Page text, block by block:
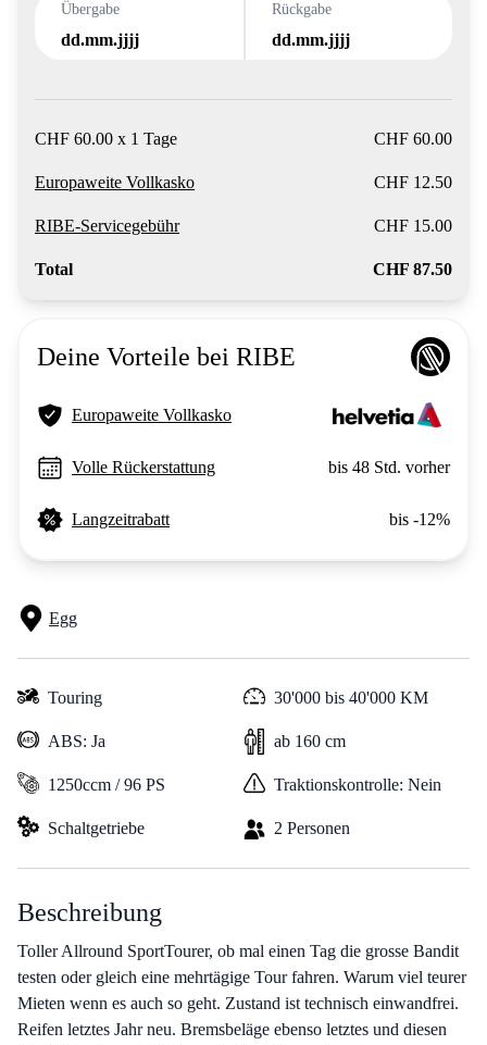
Übergabe
dd.mm.jjjj
Rückgabe
dd.mm.jjjj
CHF 60.00 x 1 Tage CHF 60.00
Europaweite Vollkasko CHF 12.50
RIBE-Servicegebühr CHF 15.00
Total CHF 87.50
Deine Vorteile bei RIBE
Europaweite Vollkasko
Volle Rückerstattung bis 48 Std. vorher
Langzeitrabatt bis -12%
Egg
Touring 30'000 bis 40'000 KM
ABS: Ja ab 160 cm
1250ccm / 96 PS Traktionskontrolle: Nein
Schaltgetriebe 2 Personen
Beschreibung
Toller Allround SportTourer, ob mal einen Tag die grosse Bandit
testen oder gleich eine mehrtägige Tour fahren. Warum viel teurer
Mieten wenn es auch so geht. Zustand ist technisch einwandfrei.
Reifen letztes Jahr neu. Bremsbeläge ebenso letztes und diesen